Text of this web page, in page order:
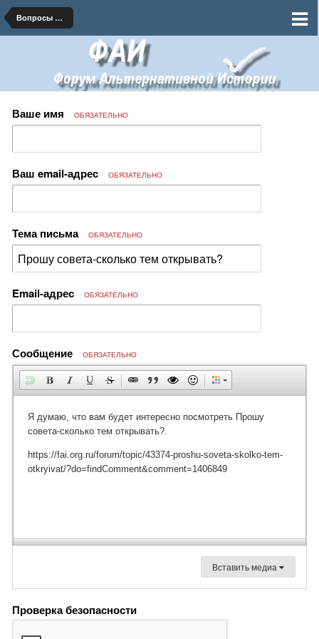
Вопросы по функционированию Форума
Ваше имя ОБЯЗАТЕЛЬНО
Ваш email-адрес ОБЯЗАТЕЛЬНО
Тема письма ОБЯЗАТЕЛЬНО
Email-адрес ОБЯЗАТЕЛЬНО
Сообщение ОБЯЗАТЕЛЬНО
Вставить медиа
Проверка безопасности